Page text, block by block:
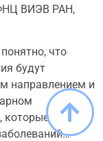
ВИЭВ РАН,
что
будут
направлением и
которые